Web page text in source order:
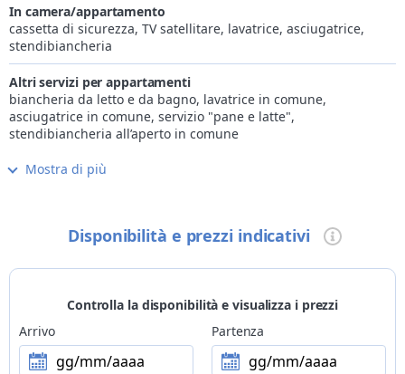
In camera/appartamento
cassetta di sicurezza, TV satellitare, lavatrice, asciugatrice,
stendibiancheria
Altri servizi per appartamenti
biancheria da letto e da bagno, lavatrice in comune,
asciugatrice in comune, servizio "pane e latte",
stendibiancheria all’aperto in comune
Internet
colazione anticipata su prenotazione
Wellness
Bambini
struttura adatta a famiglie con bambini, parco giochi, sala
giochi
Mostra di più
Disponibilità e prezzi indicativi
Controlla la disponibilità e visualizza i prezzi
Arrivo
gg/mm/aaaa
Partenza
gg/mm/aaaa